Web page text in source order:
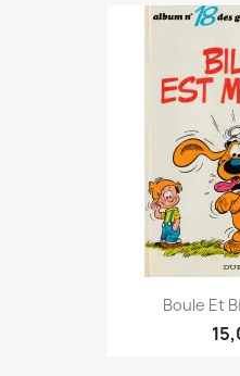
Boule Et